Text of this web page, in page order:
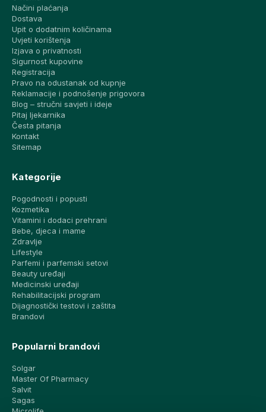
Načini plaćanja
Dostava
Upit o dodatnim količinama
Uvjeti korištenja
Izjava o privatnosti
Sigurnost kupovine
Registracija
Pravo na odustanak od kupnje
Reklamacije i podnošenje prigovora
Blog – stručni savjeti i ideje
Pitaj ljekarnika
Česta pitanja
Kontakt
Sitemap
Kategorije
Pogodnosti i popusti
Kozmetika
Vitamini i dodaci prehrani
Bebe, djeca i mame
Zdravlje
Lifestyle
Parfemi i parfemski setovi
Beauty uređaji
Medicinski uređaji
Rehabilitacijski program
Dijagnostički testovi i zaštita
Brandovi
Popularni brandovi
Solgar
Master Of Pharmacy
Salvit
Sagas